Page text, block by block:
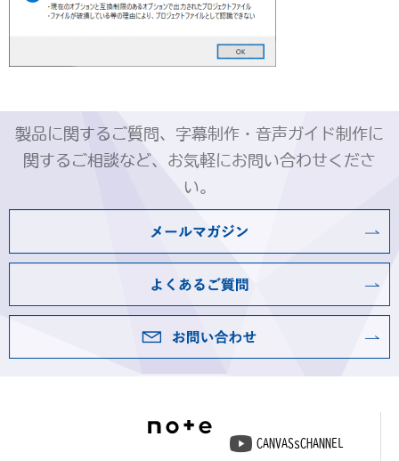
製品に関するご質問、字幕制作・音声ガイド制作に
関するご相談など、お気軽にお問い合わせくださ
い。
CANVASsCHANNEL